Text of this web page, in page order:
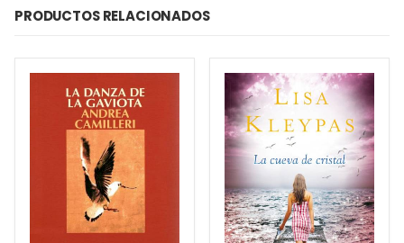
PRODUCTOS RELACIONADOS